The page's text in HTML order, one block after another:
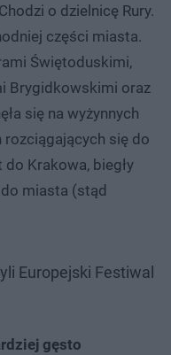
o dzielnicę Rury.
części miasta.
Świętoduskimi,
Brygidkowskimi oraz
się na wyżynnych
się do
Krakowa, biegły
miasta (stąd
Europejski Festiwal
gęsto